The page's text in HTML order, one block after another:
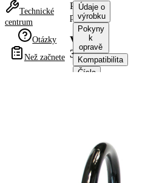
Technické
centrum
Otázky
Než začnete
Pružina
podvozku
VKDL
38252
Údaje o
výrobku
Pokyny
k
opravě
Kompatibilita
Čísla
strana
Délka
332
Hmotnost
2,70 kg